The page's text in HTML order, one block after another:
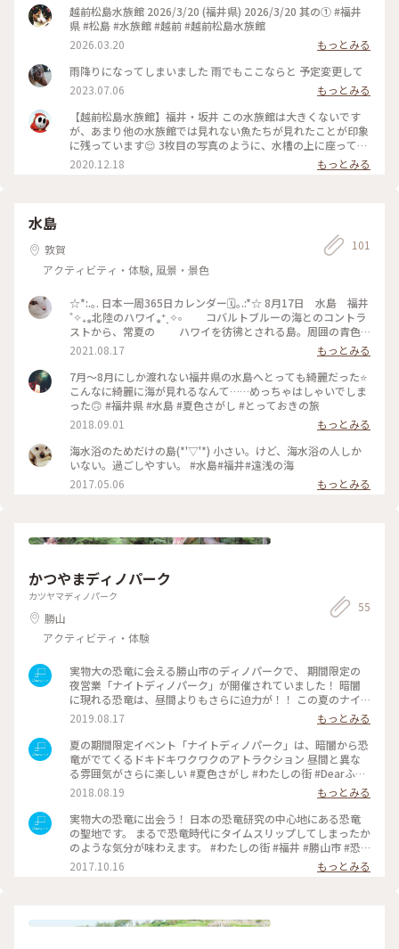
越前松島水族館 2026/3/20 (福井県) 2026/3/20 其の① #福井
県 #松島 #水族館 #越前 #越前松島水族館
2026.03.20
もっとみる
雨降りになってしまいました 雨でもここならと 予定変更して
2023.07.06
もっとみる
【越前松島水族館】福井・坂井 この水族館は大きくないです
が、あまり他の水族館では見れない魚たちが見れたことが印象
に残っています😌 3枚目の写真のように、水槽の上に座って魚
を見れるような独特な展示方法もあるので、福井に行った際に
は是非立ち寄ってみてください！
2020.12.18 もっとみる
水島
敦賀
アクティビティ・体験, 風景・景色
101
☆*:.｡. 日本一周365日カレンダー🗓｡.:*☆ 8月17日 水島 福井
˚✧₊⁎北陸のハワイ⁎⁺˳✧༚ コバルトブルーの海とのコントラ
ストから、常夏の ハワイを彷彿とされる島。周囲の青色
と島近くの青色 の海を見ていると、ここが日本であるこ
とを忘れて しまう。 日本海にこんなにも美しいところが
あるなんて知らなかったです。南国の島ですよね。日本にはま
だまだ素敵なところがあるのでしょうね。 ＃夏色さがし#福井
県#水島#日本のハワイ#コバルトブルーの海を
2021.08.17
もっとみる
7月～8月にしか渡れない福井県の水島へとっても綺麗だった⭐️
こんなに綺麗に海が見れるなんて……めっちゃはしゃいでしま
った🙃 #福井県 #水島 #夏色さがし #とっておきの旅
2018.09.01
もっとみる
海水浴のためだけの島(*'▽'*) 小さい。けど、海水浴の人しか
いない。過ごしやすい。 #水島#福井#遠浅の海
2017.05.06
もっとみる
かつやまディノパーク
カツヤマディノパーク
勝山
アクティビティ・体験
55
実物大の恐竜に会える勝山市のディノパークで、 期間限定の
夜営業「ナイトディノパーク」が開催されていました！ 暗闇
に現れる恐竜は、昼間よりもさらに迫力が！！ この夏のナイ
トディノパークは残念ながら終了しています。次回をお楽しみ
に！ #ナイトディノパーク #ディノパーク #かつやま恐竜の森
#恐竜博物館 #恐竜 #恐竜王国福井 #福井県勝山市 #ことり
っぷ福井 #Dearふくい #旅のひととき #夏旅2019 #わたしの街
2019.08.17
もっとみる
夏の期間限定イベント「ナイトディノパーク」は、暗闇から恐
竜がでてくるドキドキワクワクのアトラクション 昼間と異な
る雰囲気がさらに楽しい #夏色さがし #わたしの街 #Dearふく
い #ことりっぷ福井 #福井県 #福井 #勝山 #かつやまディノパー
ク #Dearふくい勝山
2018.08.19
もっとみる
実物大の恐竜に出会う！ 日本の恐竜研究の中心地にある恐竜
の聖地です。 まるで恐竜時代にタイムスリップしてしまったか
のような気分が味わえます。 #わたしの街 #福井 #勝山市 #恐
竜 #Dearふくい #fukui #ことりっぷ福井
2017.10.16 もっとみる